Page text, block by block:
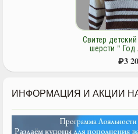
Свитер
шерсти "
₽3
ИНФОРМАЦИЯ И АКЦИИ НА